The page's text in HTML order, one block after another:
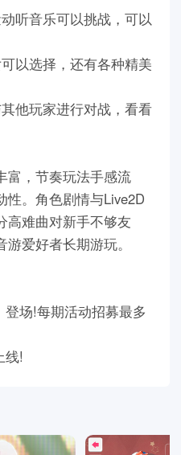
听音乐可以挑战，可以
以选择，还有各种精美
他玩家进行对战，看看
富，节奏玩法手感流
性。角色剧情与Live2D
高难曲对新手不够友
爱好者长期游玩。
场!每期活动招募最多
线!